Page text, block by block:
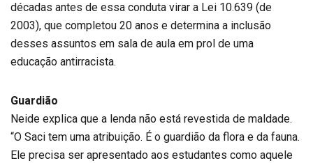
décadas antes de essa conduta virar a Lei 10.639 (de
2003), que completou 20 anos e determina a inclusão
desses assuntos em sala de aula em prol de uma
educação antirracista.
Guardião
Neide explica que a lenda não está revestida de maldade.
“O Saci tem uma atribuição. É o guardião da flora e da fauna.
Ele precisa ser apresentado aos estudantes como aquele